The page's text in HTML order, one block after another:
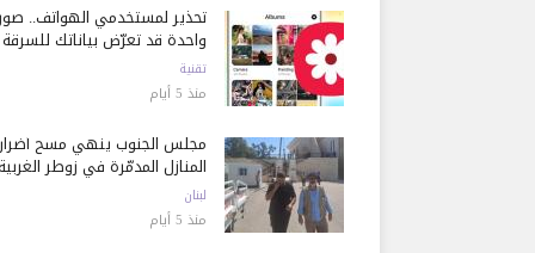
تحذير لمستخدمي الهواتف..
واحدة قد تعرّض بياناتك للسرقة
تقنية
منذ 5 أيام
مجلس الجنوب ينهي مسح أضرار
المنازل المدمّرة في زوطر الغربية
لبنان
منذ 5 أيام